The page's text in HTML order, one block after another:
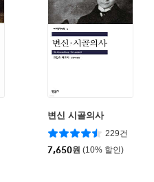
변신 시골의사
229건
7,650원 (10% 할인)